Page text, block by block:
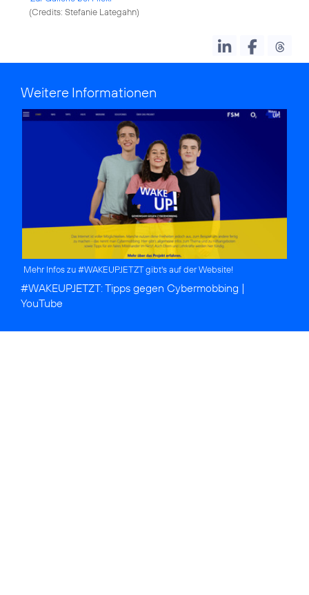
(Credits: Stefanie Lategahn)
Weitere Informationen
Mehr Infos zu #WAKEUPJETZT gibt's auf der Website!
#WAKEUPJETZT:Tipps gegen Cybermobbing |
YouTube